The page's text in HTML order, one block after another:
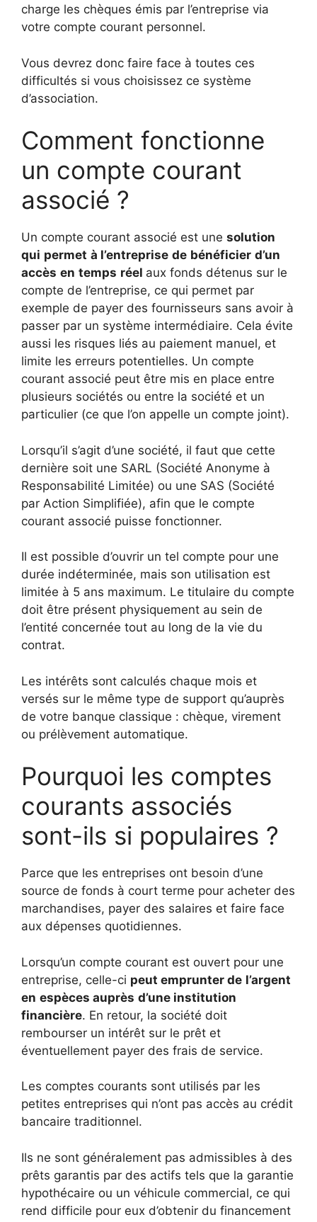
charge les chèques émis par l’entreprise via
votre compte courant personnel.
Vous devrez donc faire face à toutes ces
difficultés si vous choisissez ce système
d’association.
Comment fonctionne
un compte courant
associé ?
Un compte courant associé est une solution
qui permet à l’entreprise de bénéficier d’un
accès en temps réel aux fonds détenus sur le
compte de l’entreprise, ce qui permet par
exemple de payer des fournisseurs sans avoir à
passer par un système intermédiaire. Cela évite
aussi les risques liés au paiement manuel, et
limite les erreurs potentielles. Un compte
courant associé peut être mis en place entre
plusieurs sociétés ou entre la société et un
particulier (ce que l’on appelle un compte joint).
Lorsqu’il s’agit d’une société, il faut que cette
dernière soit une SARL (Société Anonyme à
Responsabilité Limitée) ou une SAS (Société
par Action Simplifiée), afin que le compte
courant associé puisse fonctionner.
Il est possible d’ouvrir un tel compte pour une
durée indéterminée, mais son utilisation est
limitée à 5 ans maximum. Le titulaire du compte
doit être présent physiquement au sein de
l’entité concernée tout au long de la vie du
contrat.
Les intérêts sont calculés chaque mois et
versés sur le même type de support qu’auprès
de votre banque classique : chèque, virement
ou prélèvement automatique.
Pourquoi les comptes
courants associés
sont-ils si populaires ?
Parce que les entreprises ont besoin d’une
source de fonds à court terme pour acheter des
marchandises, payer des salaires et faire face
aux dépenses quotidiennes.
Lorsqu’un compte courant est ouvert pour une
entreprise, celle-ci peut emprunter de l’argent
en espèces auprès d’une institution
financière. En retour, la société doit
rembourser un intérêt sur le prêt et
éventuellement payer des frais de service.
Les comptes courants sont utilisés par les
petites entreprises qui n’ont pas accès au crédit
bancaire traditionnel.
Ils ne sont généralement pas admissibles à des
prêts garantis par des actifs tels que la garantie
hypothécaire ou un véhicule commercial, ce qui
rend difficile pour eux d’obtenir du financement